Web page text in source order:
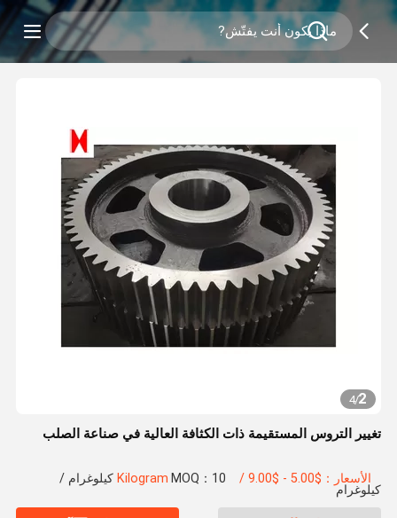
2
/
4
تغيير التروس المستقيمة ذات الكثافة العالية في صناعة الصلب
الأسعار：$5.00 - $9.00 / Kilogram MOQ：10 كيلوغرام /
كيلوغرام